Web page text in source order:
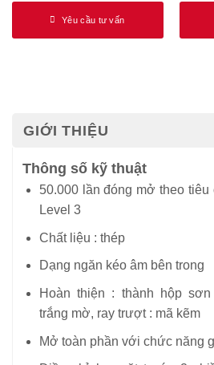
Yêu cầu tư vấn
GIỚI THIỆU
Thông số kỹ thuật
50.000 lần đóng mở theo
Level 3
Chất liệu : thép
Dạng ngăn kéo âm bên trong
Hoàn thiện : thành hộp
trắng mờ, ray trượt : mã kẽm
Mở toàn phần với chức năng